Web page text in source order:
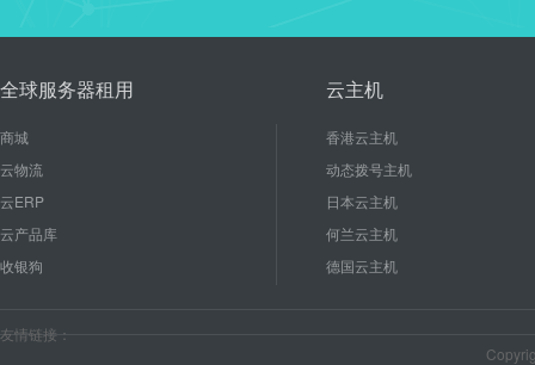
全球服务器租用
商城
云物流
云ERP
云产品库
收银狗
云主机
香港云主机
动态拨号主机
日本云主机
何兰云主机
德国云主机
友情链接：